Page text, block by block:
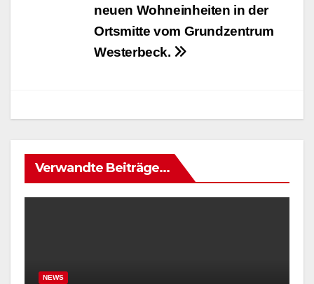
neuen Wohneinheiten in der
Ortsmitte vom Grundzentrum
Westerbeck.
Verwandte Beiträge...
NEWS